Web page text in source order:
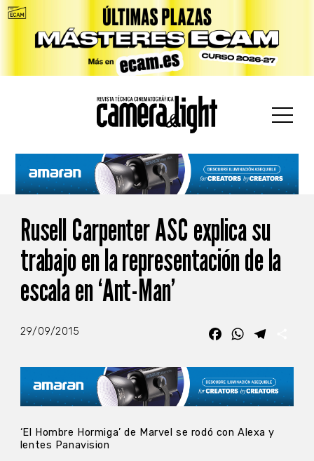
Rusell Carpenter ASC explica su
trabajo en la representación de la
escala en ‘Ant-Man’
29/09/2015 FacebookWhatsApp
‘El Hombre Hormiga’ de Marvel se rodó con Alexa y
lentes Panavision